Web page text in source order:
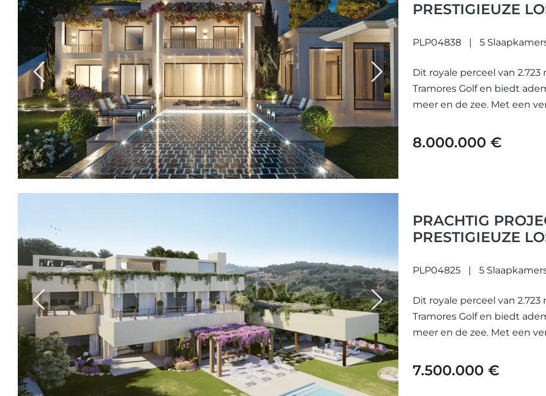
Previous Next
PRESTIGIEUZE
PLP04838 5
Dit royale perceel van
Tramores Golf en biedt
meer en de zee. Met een
8.000.000 €
Previous Next
PRACHTIG
PRESTIGIEUZE
PLP04825 5
Dit royale perceel van
Tramores Golf en biedt
meer en de zee. Met een
7.500.000 €